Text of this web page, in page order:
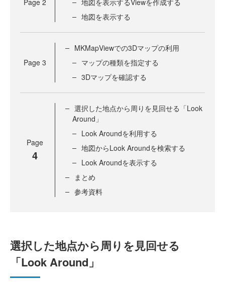
Page 2
地図を表示するViewを作成する
地図を表示する
Page 3
MKMapViewでの3Dマップの利用
マップの種類を指定する
3Dマップを確認する
Page
4
選択した地点から周りを見回せる「Look
Around」
Look Aroundを利用する
地図からLook Aroundを検索する
Look Aroundを表示する
まとめ
参考資料
選択した地点から周りを見回せる
「Look Around」